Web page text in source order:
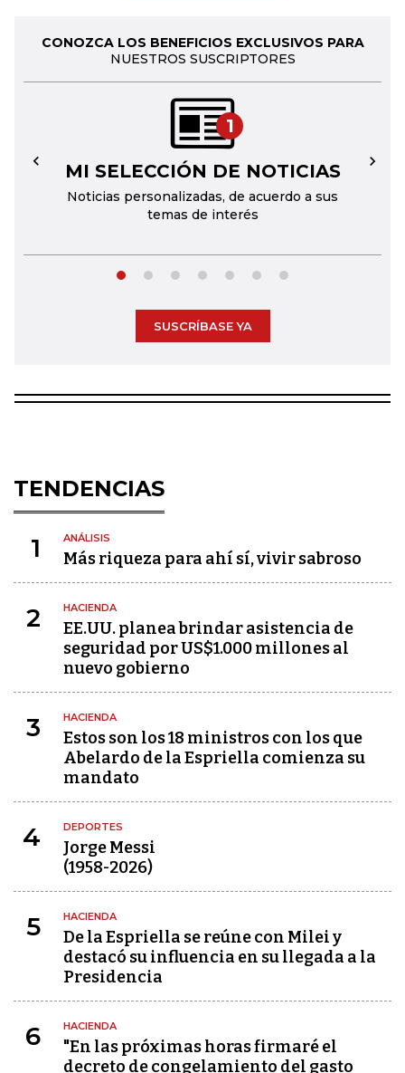
CONOZCA LOS BENEFICIOS EXCLUSIVOS PARA
NUESTROS SUSCRIPTORES
1
MI SELECCIÓN DE NOTICIAS
Noticias personalizadas, de acuerdo a sus
temas de interés
← →
SUSCRÍBASE YA
TENDENCIAS
1 ANÁLISIS
Más riqueza para ahí sí, vivir sabroso
2 HACIENDA
EE.UU. planea brindar asistencia de
seguridad por US$1.000 millones al
nuevo gobierno
3 HACIENDA
Estos son los 18 ministros con los que
Abelardo de la Espriella comienza su
mandato
4 DEPORTES
Jorge Messi
(1958-2026)
5 HACIENDA
De la Espriella se reúne con Milei y
destacó su influencia en su llegada a la
Presidencia
6 HACIENDA
"En las próximas horas firmaré el
decreto de congelamiento del gasto